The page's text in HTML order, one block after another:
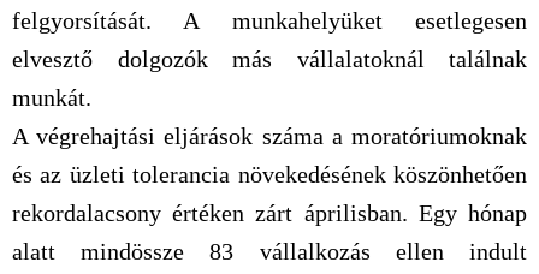
felgyorsítását. A munkahelyüket esetlegesen
elvesztő dolgozók más vállalatoknál találnak
munkát.
A végrehajtási eljárások száma a moratóriumoknak
és az üzleti tolerancia növekedésének köszönhetően
rekordalacsony értéken zárt áprilisban. Egy hónap
alatt mindössze 83 vállalkozás ellen indult